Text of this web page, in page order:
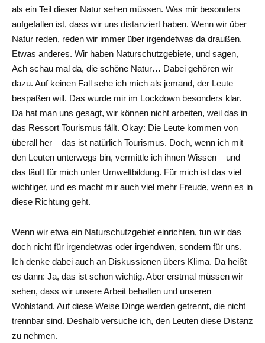
als ein Teil dieser Natur sehen müssen. Was mir besonders
aufgefallen ist, dass wir uns distanziert haben. Wenn wir über
Natur reden, reden wir immer über irgendetwas da draußen.
Etwas anderes. Wir haben Naturschutzgebiete, und sagen,
Ach schau mal da, die schöne Natur… Dabei gehören wir
dazu. Auf keinen Fall sehe ich mich als jemand, der Leute
bespaßen will. Das wurde mir im Lockdown besonders klar.
Da hat man uns gesagt, wir können nicht arbeiten, weil das in
das Ressort Tourismus fällt. Okay: Die Leute kommen von
überall her – das ist natürlich Tourismus. Doch, wenn ich mit
den Leuten unterwegs bin, vermittle ich ihnen Wissen – und
das läuft für mich unter Umweltbildung. Für mich ist das viel
wichtiger, und es macht mir auch viel mehr Freude, wenn es in
diese Richtung geht.
Wenn wir etwa ein Naturschutzgebiet einrichten, tun wir das
doch nicht für irgendetwas oder irgendwen, sondern für uns.
Ich denke dabei auch an Diskussionen übers Klima. Da heißt
es dann: Ja, das ist schon wichtig. Aber erstmal müssen wir
sehen, dass wir unsere Arbeit behalten und unseren
Wohlstand. Auf diese Weise Dinge werden getrennt, die nicht
trennbar sind. Deshalb versuche ich, den Leuten diese Distanz
zu nehmen.